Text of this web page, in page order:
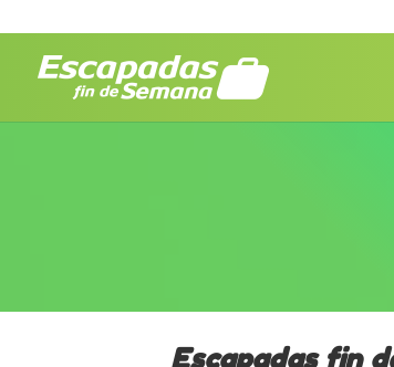
Escapadas fin